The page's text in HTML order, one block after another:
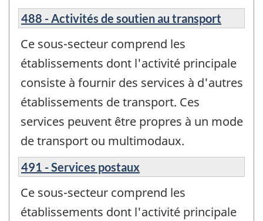
488 - Activités de soutien au transport
Ce sous-secteur comprend les
établissements dont l'activité principale
consiste à fournir des services à d'autres
établissements de transport. Ces
services peuvent être propres à un mode
de transport ou multimodaux.
491 - Services postaux
Ce sous-secteur comprend les
établissements dont l'activité principale